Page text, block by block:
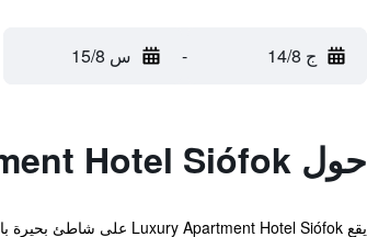
ج 14/8 - س 15/8
حول Luxury Apartment Hotel Siófok